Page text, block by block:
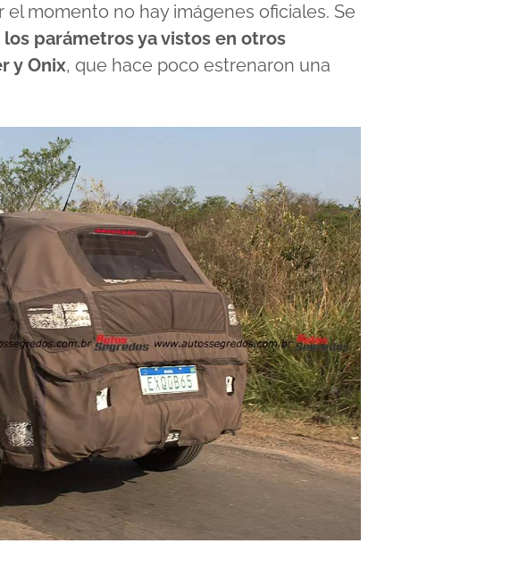
momento no hay imágenes oficiales. Se
los parámetros ya vistos en otros
y Onix, que hace poco estrenaron una